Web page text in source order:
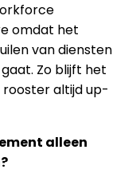
omdat het
van diensten
Zo blijft het
rooster altijd up-
alleen